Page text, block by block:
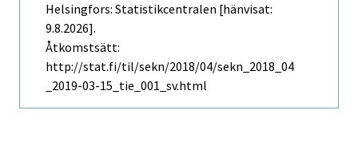
Helsingfors: Statistikcentralen [hänvisat:
9.8.2026].
Åtkomstsätt:
http://stat.fi/til/sekn/2018/04/sekn_2018_04
_2019-03-15_tie_001_sv.html